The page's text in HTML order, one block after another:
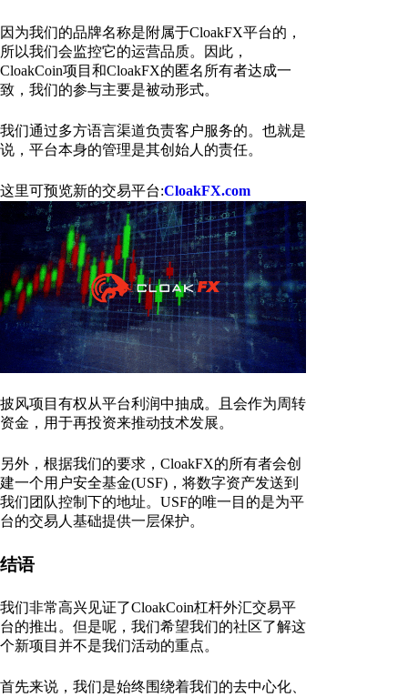
因为我们的品牌名称是附属于CloakFX平台的，
所以我们会监控它的运营品质。因此，
CloakCoin项目和CloakFX的匿名所有者达成一
致，我们的参与主要是被动形式。
我们通过多方语言渠道负责客户服务的。也就是
说，平台本身的管理是其创始人的责任。
这里可预览新的交易平台:CloakFX.com
披风项目有权从平台利润中抽成。且会作为周转
资金，用于再投资来推动技术发展。
另外，根据我们的要求，CloakFX的所有者会创
建一个用户安全基金(USF)，将数字资产发送到
我们团队控制下的地址。USF的唯一目的是为平
台的交易人基础提供一层保护。
结语
我们非常高兴见证了CloakCoin杠杆外汇交易平
台的推出。但是呢，我们希望我们的社区了解这
个新项目并不是我们活动的重点。
首先来说，我们是始终围绕着我们的去中心化、